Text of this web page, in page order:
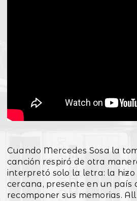
Cuando Mercedes Sosa la
canción respiró de otra
interpretó solo la letra: la
cercana, presente en un país
recomponer sus memorias.